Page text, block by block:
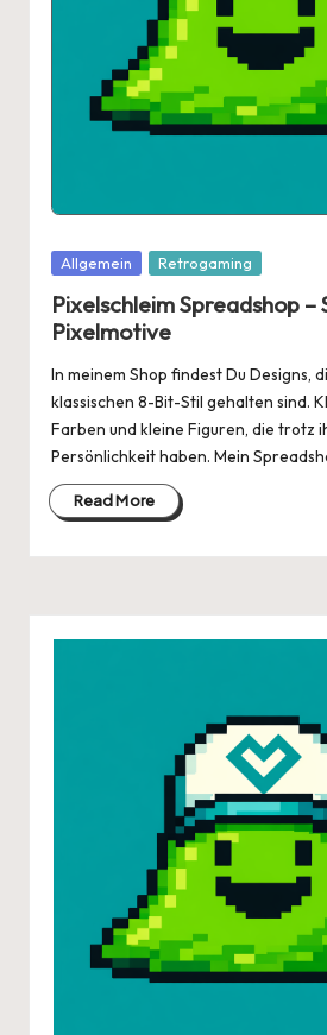
Posted
Allgemein Retrogaming
Pixelschleim Spreadshop
Pixelmotive
In meinem Shop findest Du Designs,
klassischen 8-Bit-Stil gehalten sind.
Farben und kleine Figuren, die trotz
Persönlichkeit haben. Mein
Read More